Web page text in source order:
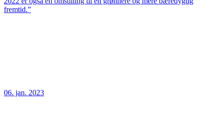
fremtid.”
06. jan. 2023